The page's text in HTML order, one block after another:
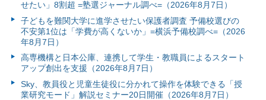
せたい」8割超 =塾選ジャーナル調べ=（2026年8月7日）
子どもを難関大学に進学させたい保護者調査 予備校選びの
不安第1位は「学費が高くないか」=横浜予備校調べ=（2026
年8月7日）
高専機構と日本公庫、連携して学生・教職員によるスタート
アップ創出を支援（2026年8月7日）
Sky、教員役と児童生徒役に分かれて操作を体験できる「授
業研究モード」解説セミナー20日開催（2026年8月7日）